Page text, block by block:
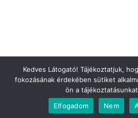
Kedves Látogató! Tájékoztatjuk,
fokozásának érdekében sütiket
ön a
Elfogadom
Nem